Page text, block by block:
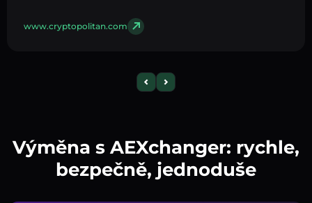
www.cryptopolitan.com
Výměna s AEXchanger: rychle,
bezpečně, jednoduše